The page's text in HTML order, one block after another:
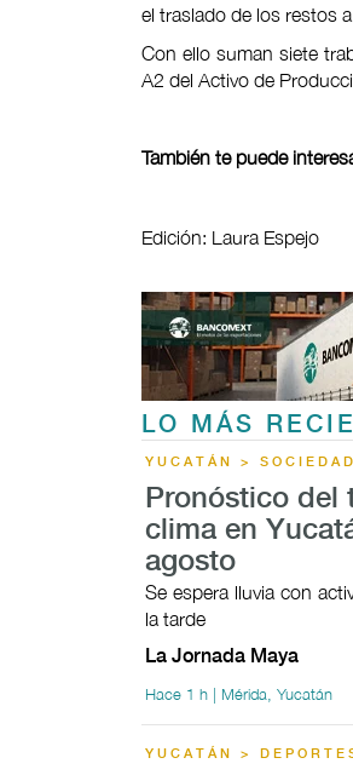
el traslado de los restos
Con ello suman siete
A2 del Activo de
También te puede
Edición: Laura Espejo
LO MÁS
YUCATÁN > SOCIEDAD
Pronóstico del
clima en
agosto
Se espera lluvia con
la tarde
La Jornada Maya
Hace 1 h | Mérida, Yucatán
YUCATÁN >